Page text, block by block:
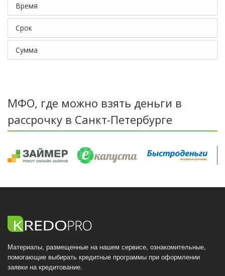
Время
Срок
Сумма
МФО, где можно взять деньги в
рассрочку в Санкт-Петербурге
Материалы, размещенные на нашем сервисе, ознакомительные,
помогающие выбирать кредитные программы при оформлении
заявки на кредитование.